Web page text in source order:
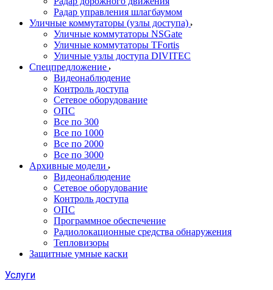
Радар управления шлагбаумом
Уличные коммутаторы (узлы доступа)
Уличные коммутаторы NSGate
Уличные коммутаторы TFortis
Уличные узлы доступа DIVITEC
Спецпредложение
Видеонаблюдение
Контроль доступа
Сетевое оборудование
ОПС
Все по 300
Все по 1000
Все по 2000
Все по 3000
Архивные модели
Видеонаблюдение
Сетевое оборудование
Контроль доступа
ОПС
Программное обеспечение
Радиолокационные средства обнаружения
Тепловизоры
Защитные умные каски
Услуги